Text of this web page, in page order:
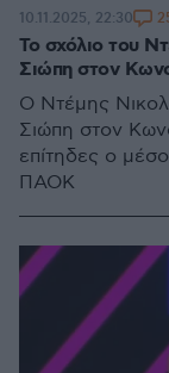
Το σχόλιο του
Σιώπη στον
Ο Ντέμης
Σιώπη στον
επίτηδες ο
ΠΑΟΚ
10.11.2025, 22:30